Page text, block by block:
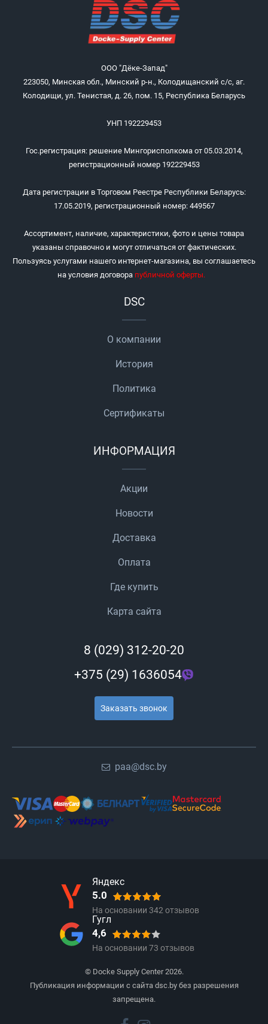
ООО "Дёке-Запад"
223050, Минская обл., Минский р-н., Колодищанский с/с, аг.
Колодищи, ул. Тенистая, д. 26, пом. 15, Республика Беларусь
УНП 192229453
Гос.регистрация: решение Мингорисполкома от 05.03.2014,
регистрационный номер 192229453
Дата регистрации в Торговом Реестре Республики Беларусь:
17.05.2019, регистрационный номер: 449567
Ассортимент, наличие, характеристики, фото и цены товара
указаны справочно и могут отличаться от фактических.
Пользуясь услугами нашего интернет-магазина, вы соглашаетесь
на условия договора публичной оферты.
DSC
О компании
История
Политика
Сертификаты
ИНФОРМАЦИЯ
Акции
Новости
Доставка
Оплата
Где купить
Карта сайта
8 (029) 312-20-20
+375 (29) 1636054
Заказать звонок
paa@dsc.by
Яндекс
5.0
На основании 342отзывов
Гугл
4,6
На основании 73 отзывов
© Docke Supply Center 2026.
Публикация информации с сайта dsc.by без разрешения
запрещена.